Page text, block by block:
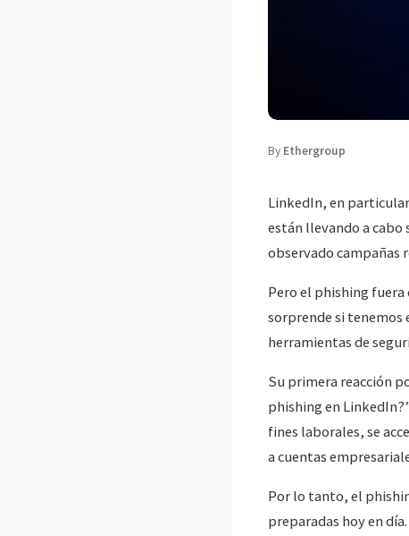
By Ethergroup
LinkedIn, en
están llevando a cabo
observado campañas
Pero el phishing
sorprende si tenemos
herramientas de
Su primera reacción
phishing en
fines laborales, se
a cuentas
Por lo tanto, el
preparadas hoy en